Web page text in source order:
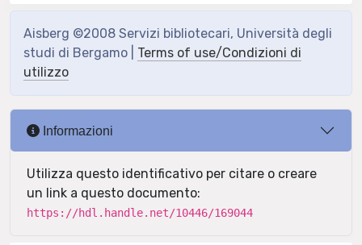
Aisberg ©2008 Servizi bibliotecari, Università degli
studi di Bergamo | Terms of use/Condizioni di
utilizzo
Informazioni
Utilizza questo identificativo per citare o creare
un link a questo documento:
https://hdl.handle.net/10446/169044